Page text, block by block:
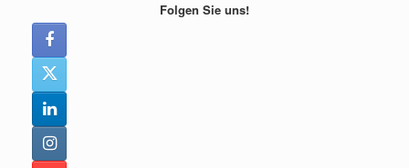
Folgen Sie uns!